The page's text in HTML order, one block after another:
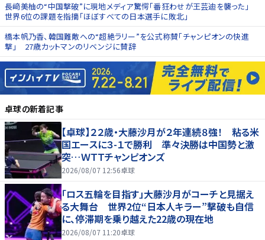
長﨑美柚の“中国撃破”に現地メディア驚愕「番狂わせが王芸迪を襲った」
世界6位の課題を指摘「ほぼすべての日本選手に敗北」
橋本帆乃香、韓国難敵への“超絶ラリー”を公式称賛「チャンピオンの快進
撃」 27歳カットマンのリベンジに賛辞
卓球の新着記事
【卓球】２２歳・大藤沙月が２年連続８強！ 粘る米
国エースに３-１で勝利 準々決勝は中国勢と激
突…ＷＴＴチャンピオンズ
2026/08/07 12:56卓球
「ロス五輪を目指す」大藤沙月がコーチと見据え
る大舞台 世界2位“日本人キラー”撃破も自信
に、停滞期を乗り越えた22歳の現在地
2026/08/07 11:20卓球